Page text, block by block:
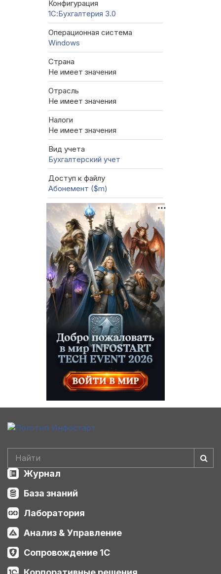
Конфигурация
1С:Бухгалтерия 3.0
Операционная система
Windows
Страна
Не имеет значения
Отрасль
Не имеет значения
Налоги
Не имеет значения
Вид учета
Бухгалтерский учет
Доступ к файлу
Абонемент ($m)
Журнал
База знаний
Лаборатория
Анализ & Управление
Сопровождение 1С